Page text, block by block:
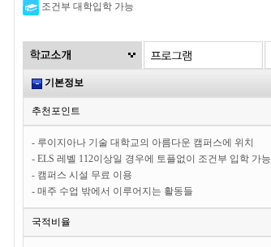
조건부 대학입학 가능
기본정보
추천포인트
- 루이지아나 기술 대학교의 아름다운 캠퍼스에 위치
- ELS 레벨 112이상일 경우에 토플없이 조건부 입학 가능
- 캠퍼스 시설 무료 이용
- 매주 수업 밖에서 이루어지는 활동들
국적비율